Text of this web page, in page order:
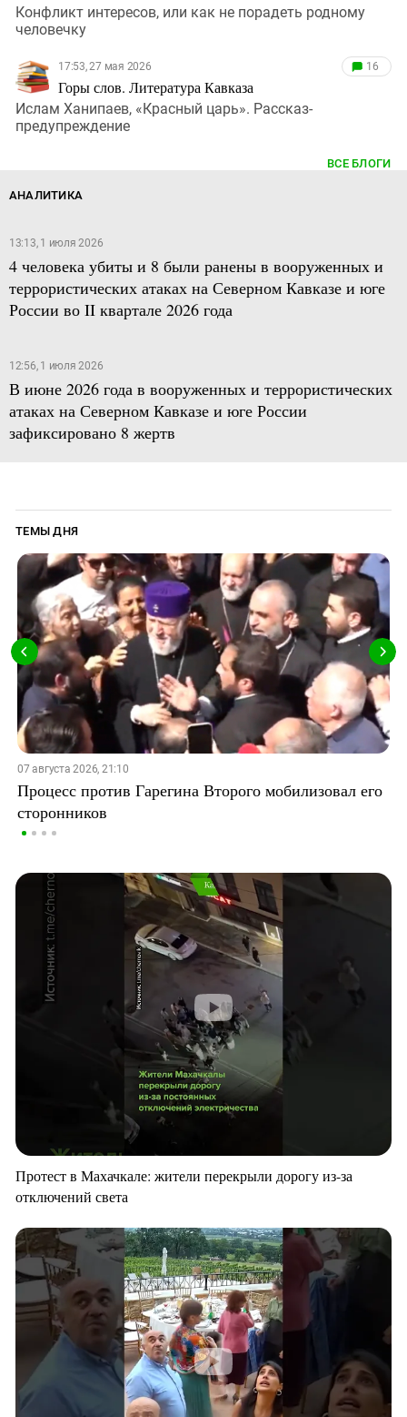
Конфликт интересов, или как не порадеть родному
человечку
17:53, 27 мая 2026
Горы слов. Литература Кавказа
16
Ислам Ханипаев, «Красный царь». Рассказ-
предупреждение
ВСЕ БЛОГИ
АНАЛИТИКА
13:13, 1 июля 2026
4 человека убиты и 8 были ранены в вооруженных и
террористических атаках на Северном Кавказе и юге
России во II квартале 2026 года
12:56, 1 июля 2026
В июне 2026 года в вооруженных и террористических
атаках на Северном Кавказе и юге России
зафиксировано 8 жертв
ТЕМЫ ДНЯ
07 августа 2026, 21:10
Процесс против Гарегина Второго мобилизовал его
сторонников
Протест в Махачкале: жители перекрыли дорогу из-за
отключений света